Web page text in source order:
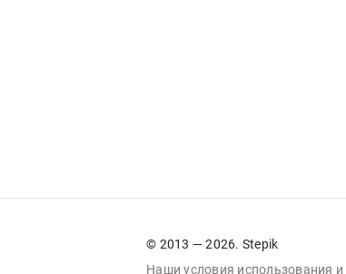
© 2013 — 2026. Stepik
Наши условия использования и